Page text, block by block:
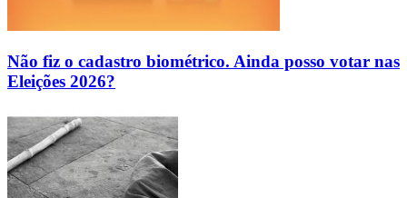
Não fiz o cadastro biométrico. Ainda posso votar nas
Eleições 2026?